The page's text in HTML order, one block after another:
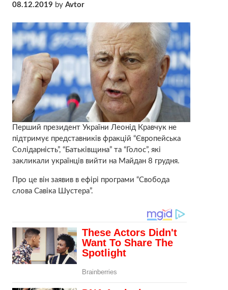
08.12.2019 by Avtor
Перший президент України Леонід Кравчук не
підтримує представників фракцій “Європейська
Солідарність”, “Батьківщина” та “Голос”, які
закликали українців вийти на Майдан 8 грудня.
Про це він заявив в ефірі програми “Свобода
слова Савіка Шустера”.